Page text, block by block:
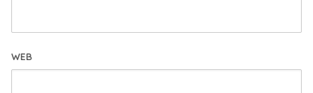
WEB